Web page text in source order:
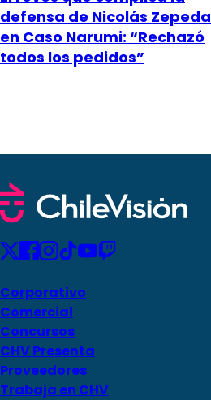
defensa de Nicolás Zepeda
en Caso Narumi: “Rechazó
todos los pedidos”
Corporativo
Comercial
Concursos
CHV Presenta
Proveedores
Trabaja en CHV